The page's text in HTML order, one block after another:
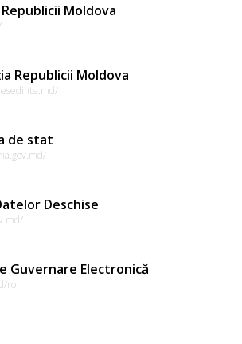
Moldova
Republicii Moldova
de stat
Deschise
Guvernare Electronică
ro